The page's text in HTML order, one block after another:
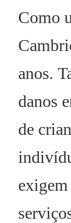
Como
anos.
danos
de